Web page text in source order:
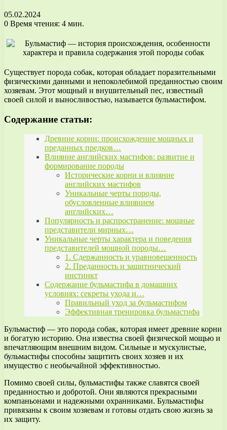
05.02.2024
0 Время чтения: 4 мин.
Существует порода собак, которая обладает поразительными
физическими данными и непоколебимой преданностью своим
хозяевам. Этот мощный и внушительный пес, известный
своей силой и выносливостью, называется бульмастифом.
Содержание статьи:
Древние корни: происхождение мощных и
преданных предков…
Влияние английских мастифов: развитие и
формирование породы
Исторические корни и влияние
английских мастифов
Уникальные черты породы,
обусловленные влиянием
английских…
Популярность и распространение: мощные
представители мирных…
Уникальные черты характера и поведения
представителей мощной породы…
1. Сдержанность и уравновешенность
2. Преданность и защитнический
инстинкт
Содержание бульмастифа в домашних
условиях: секреты ухода и…
Правильный уход за бульмастифом
Эффективная тренировка бульмастифа
Бульмастиф — это порода собак, которая имеет древние корни
и богатую историю. Она известна своей физической мощью и
впечатляющим внешним видом. Сильные и мускулистые,
бульмастифы способны защитить своих хозяев и их
имущество с необычайной эффективностью.
Помимо своей силы, бульмастифы также славятся своей
преданностью и добротой. Они являются прекрасными
компаньонами и надежными охранниками. Бульмастифы
привязаны к своим хозяевам и готовы отдать свою жизнь за
их защиту.